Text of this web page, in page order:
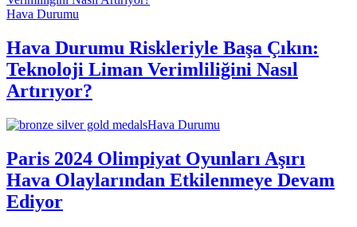
Hava Durumu
Hava Durumu Riskleriyle Başa Çıkın:
Teknoloji Liman Verimliliğini Nasıl
Artırıyor?
Hava Durumu
Paris 2024 Olimpiyat Oyunları Aşırı
Hava Olaylarından Etkilenmeye Devam
Ediyor